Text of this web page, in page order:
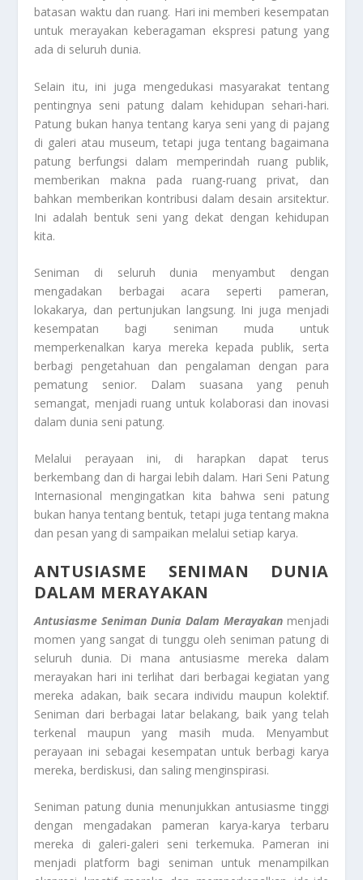
batasan waktu dan ruang. Hari ini memberi kesempatan
untuk merayakan keberagaman ekspresi patung yang
ada di seluruh dunia.
Selain itu, ini juga mengedukasi masyarakat tentang
pentingnya seni patung dalam kehidupan sehari-hari.
Patung bukan hanya tentang karya seni yang di pajang
di galeri atau museum, tetapi juga tentang bagaimana
patung berfungsi dalam memperindah ruang publik,
memberikan makna pada ruang-ruang privat, dan
bahkan memberikan kontribusi dalam desain arsitektur.
Ini adalah bentuk seni yang dekat dengan kehidupan
kita.
Seniman di seluruh dunia menyambut dengan
mengadakan berbagai acara seperti pameran,
lokakarya, dan pertunjukan langsung. Ini juga menjadi
kesempatan bagi seniman muda untuk
memperkenalkan karya mereka kepada publik, serta
berbagi pengetahuan dan pengalaman dengan para
pematung senior. Dalam suasana yang penuh
semangat, menjadi ruang untuk kolaborasi dan inovasi
dalam dunia seni patung.
Melalui perayaan ini, di harapkan dapat terus
berkembang dan di hargai lebih dalam. Hari Seni Patung
Internasional mengingatkan kita bahwa seni patung
bukan hanya tentang bentuk, tetapi juga tentang makna
dan pesan yang di sampaikan melalui setiap karya.
ANTUSIASME SENIMAN DUNIA
DALAM MERAYAKAN
Antusiasme Seniman Dunia Dalam Merayakanmenjadi
momen yang sangat di tunggu oleh seniman patung di
seluruh dunia. Di mana antusiasme mereka dalam
merayakan hari ini terlihat dari berbagai kegiatan yang
mereka adakan, baik secara individu maupun kolektif.
Seniman dari berbagai latar belakang, baik yang telah
terkenal maupun yang masih muda. Menyambut
perayaan ini sebagai kesempatan untuk berbagi karya
mereka, berdiskusi, dan saling menginspirasi.
Seniman patung dunia menunjukkan antusiasme tinggi
dengan mengadakan pameran karya-karya terbaru
mereka di galeri-galeri seni terkemuka. Pameran ini
menjadi platform bagi seniman untuk menampilkan